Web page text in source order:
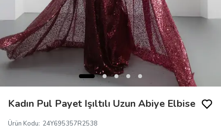
Kadın Pul Payet Işıltılı Uzun Abiye Elbise
Ürün Kodu: 24Y695357R2538